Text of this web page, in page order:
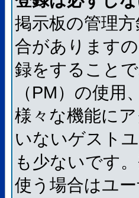
掲示板の管理
合があります
録をすること
（PM）の使
様々な機能に
いないゲスト
も少ないです
使う場合はユ